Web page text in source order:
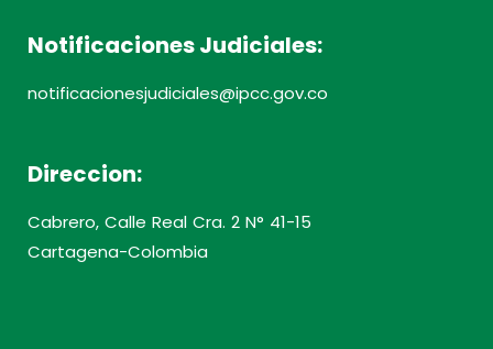
Notificaciones Judiciales:
notificacionesjudiciales@ipcc.gov.co
Direccion:
Cabrero, Calle Real Cra. 2 N° 41-15
Cartagena-Colombia